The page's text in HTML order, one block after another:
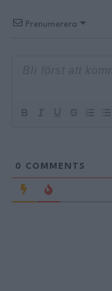
Prenumerera
0 COMMENTS